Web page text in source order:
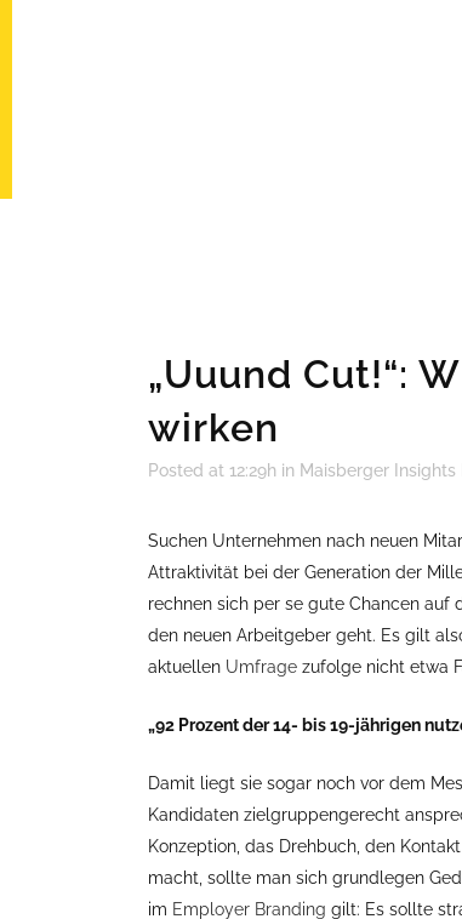
„Uuund Cut!“:
wirken
Posted at 12:29h in Maisberger Insights
Suchen Unternehmen nach neuen
Attraktivität bei der Generation der
rechnen sich per se gute Chancen auf
den neuen Arbeitgeber geht. Es gilt
aktuellen Umfrage zufolge nicht etwa
„92 Prozent der 14- bis 19-jährigen
Damit liegt sie sogar noch vor dem
Kandidaten zielgruppengerecht
Konzeption, das Drehbuch, den
macht, sollte man sich grundlegen
im Employer Branding gilt: Es sollte